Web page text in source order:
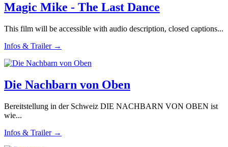
Magic Mike - The Last Dance
This film will be accessible with audio description, closed captions...
Infos & Trailer →
Die Nachbarn von Oben
Bereitstellung in der Schweiz DIE NACHBARN VON OBEN ist
wie...
Infos & Trailer →